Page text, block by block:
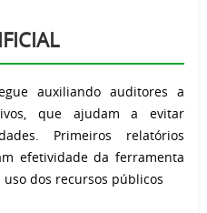
auxiliando auditores a
que ajudam a evitar
Primeiros relatórios
efetividade da ferramenta
dos recursos públicos